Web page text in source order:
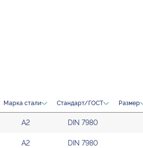
Марка стали Стандарт/ГОСТ Размер
А2 DIN 7980
А2 DIN 7980